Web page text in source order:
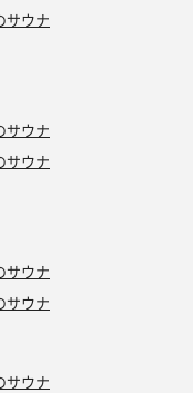
サウナ
サウナ
サウナ
サウナ
サウナ
サウナ